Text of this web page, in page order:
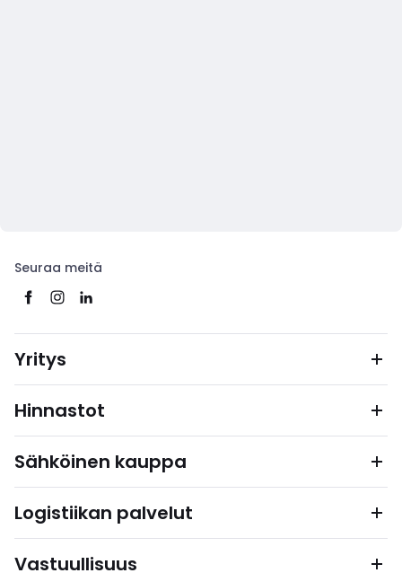
Seuraa meitä
Yritys
Hinnastot
Sähköinen kauppa
Logistiikan palvelut
Vastuullisuus